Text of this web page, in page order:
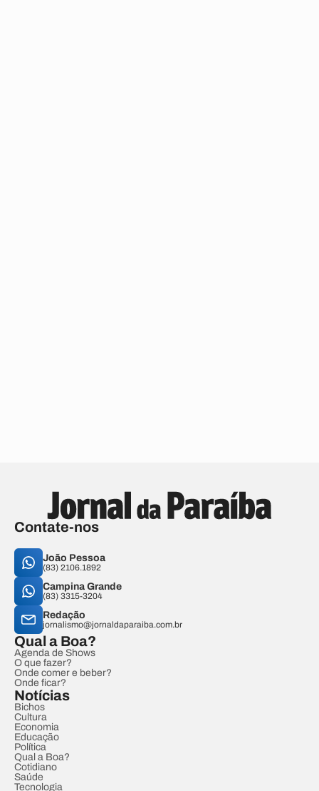
Contate-nos
João Pessoa
(83) 2106.1892
Campina Grande
(83) 3315-3204
Redação
jornalismo@jornaldaparaiba.com.br
Qual a Boa?
Agenda de Shows
O que fazer?
Onde comer e beber?
Onde ficar?
Notícias
Bichos
Cultura
Economia
Educação
Política
Qual a Boa?
Cotidiano
Saúde
Tecnologia